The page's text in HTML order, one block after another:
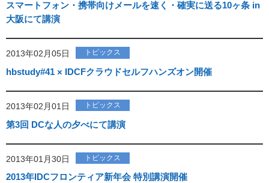
スマートフォン・携帯向けメールを速く・確実に送る10ヶ条 in
大阪にて講演
2013年02月05日 トピックス
hbstudy#41 × IDCFクラウドセルフハンズオン開催
2013年02月01日 トピックス
第3回 DCな人の夕べにて講演
2013年01月30日 トピックス
2013年IDCフロンティア新年会 特別講演開催